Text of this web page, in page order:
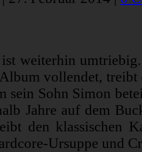
weiterhin
vollendet,
sein Sohn Simon
Jahre auf dem
den klassischen
Ursuppe und